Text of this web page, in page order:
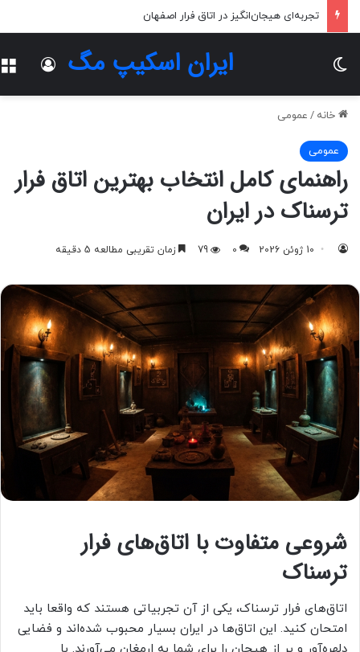
تجربه‌ای هیجان‌انگیز در اتاق فرار اصفهان
ایران اسکیپ مگ
خانه / عمومی
عمومی
راهنمای کامل انتخاب بهترین اتاق فرار
ترسناک در ایران
10 ژوئن 2026 0
79 زمان تقریبی مطالعه 5 دقیقه
شروعی متفاوت با اتاق‌های فرار
ترسناک
اتاق‌های فرار ترسناک، یکی از آن تجربیاتی هستند که واقعا باید
امتحان کنید. این اتاق‌ها در ایران بسیار محبوب شده‌اند و فضایی